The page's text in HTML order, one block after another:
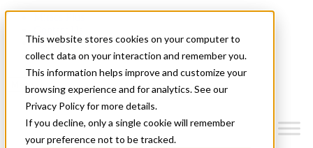
This website stores cookies on your computer to
collect data on your interaction and remember you.
This information helps improve and customize your
browsing experience and for analytics. See our
Privacy Policy for more details.
If you decline, only a single cookie will remember
your preference not to be tracked.
News & Events
Get Started
Menu